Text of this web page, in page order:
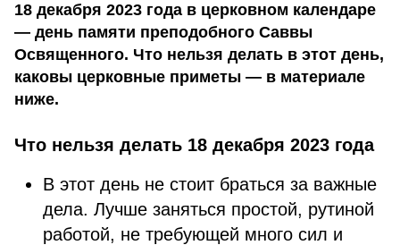
18 декабря 2023 года в церковном календаре
— день памяти преподобного Саввы
Освященного. Что нельзя делать в этот день,
каковы церковные приметы — в материале
ниже.
Что нельзя делать 18 декабря 2023 года
В этот день не стоит браться за важные
дела. Лучше заняться простой, рутиной
работой, не требующей много сил и